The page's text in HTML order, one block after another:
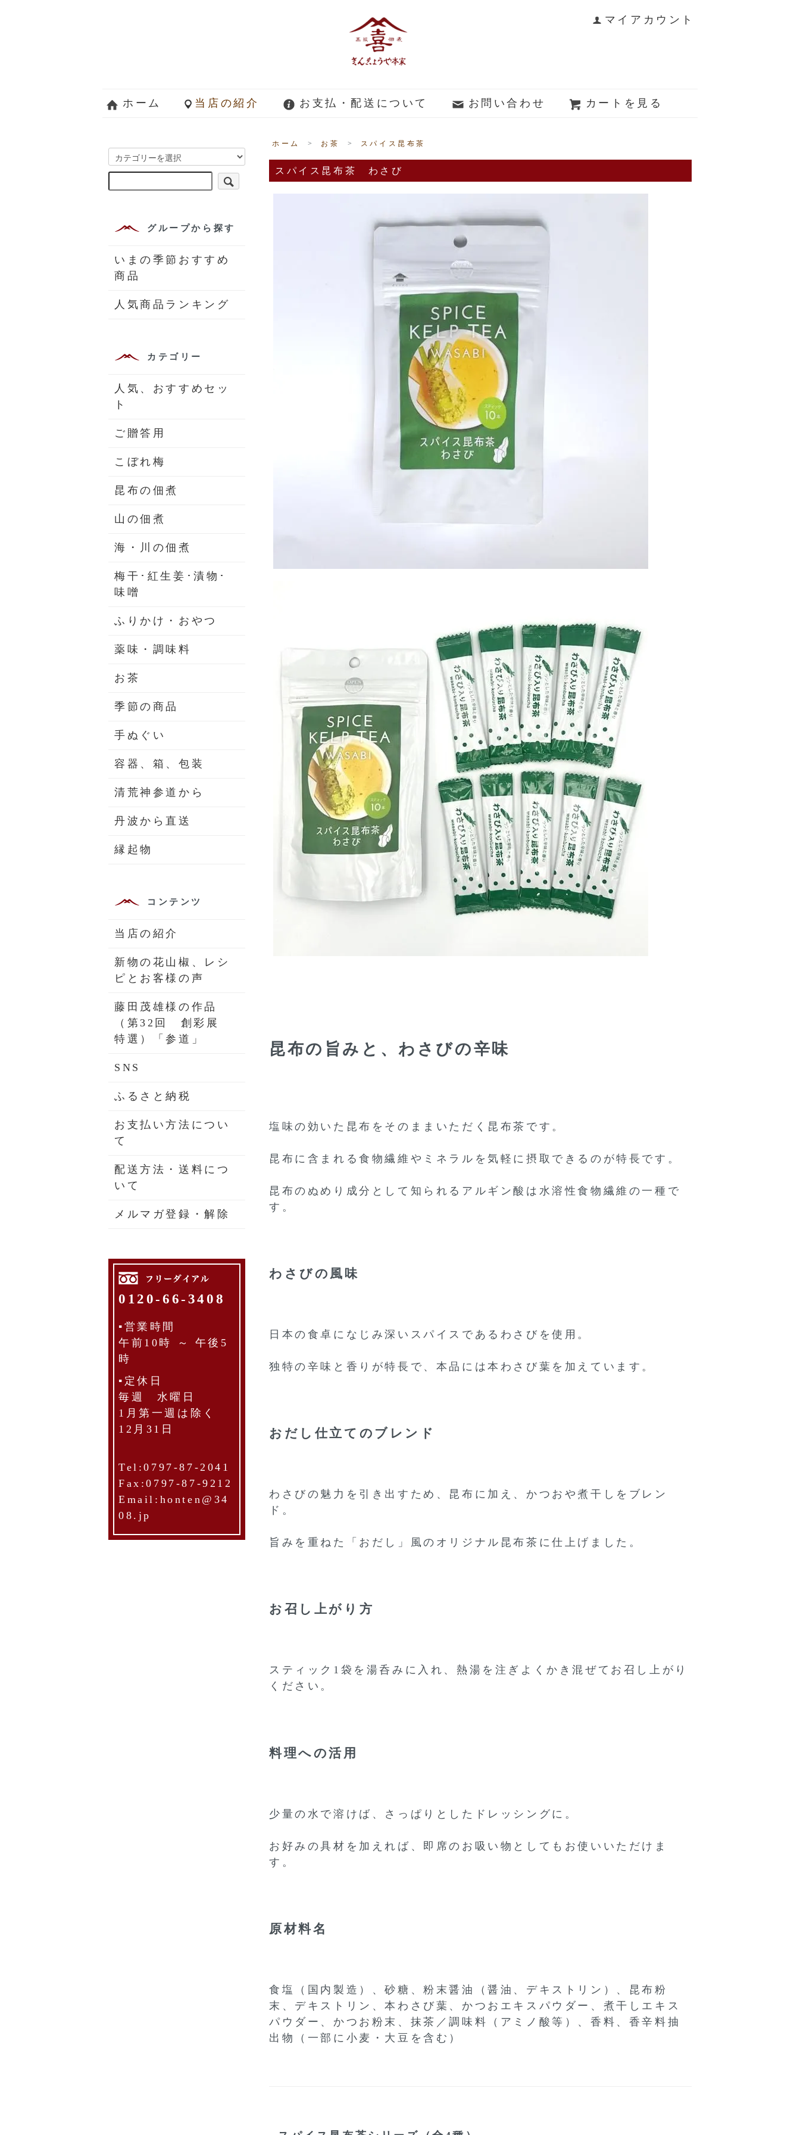
マイアカウント
ホーム 当店の紹介 お支払・配送について お問い合わせ カートを見る
ホーム > お茶 > スパイス昆布茶
スパイス昆布茶 わさび
昆布の旨みと、わさびの辛味
塩味の効いた昆布をそのままいただく昆布茶です。
昆布に含まれる食物繊維やミネラルを気軽に摂取できるのが特長です。
昆布のぬめり成分として知られるアルギン酸は水溶性食物繊維の一種で
す。
わさびの風味
日本の食卓になじみ深いスパイスであるわさびを使用。
独特の辛味と香りが特長で、本品には本わさび葉を加えています。
おだし仕立てのブレンド
わさびの魅力を引き出すため、昆布に加え、かつおや煮干しをブレン
ド。
旨みを重ねた「おだし」風のオリジナル昆布茶に仕上げました。
お召し上がり方
スティック1袋を湯呑みに入れ、熱湯を注ぎよくかき混ぜてお召し上がり
ください。
料理への活用
少量の水で溶けば、さっぱりとしたドレッシングに。
お好みの具材を加えれば、即席のお吸い物としてもお使いいただけま
す。
原材料名
食塩（国内製造）、砂糖、粉末醤油（醤油、デキストリン）、昆布粉
末、デキストリン、本わさび葉、かつおエキスパウダー、煮干しエキス
パウダー、かつお粉末、抹茶／調味料（アミノ酸等）、香料、香辛料抽
出物（一部に小麦・大豆を含む）
グループから探す
いまの季節おすすめ
商品
人気商品ランキング
カテゴリー
人気、おすすめセッ
ト
ご贈答用
こぼれ梅
昆布の佃煮
山の佃煮
海・川の佃煮
梅干･紅生姜･漬物･
味噌
ふりかけ・おやつ
薬味・調味料
お茶
季節の商品
手ぬぐい
容器、箱、包装
清荒神参道から
丹波から直送
縁起物
コンテンツ
当店の紹介
新物の花山椒、レシ
ピとお客様の声
藤田茂雄様の作品
（第32回 創彩展
特選）「参道」
SNS
ふるさと納税
お支払い方法につい
て
配送方法・送料につ
いて
メルマガ登録・解除
0120-66-3408
▪営業時間
午前10時 ～ 午後5
時
▪定休日
毎週 水曜日
1月第一週は除く
12月31日
Tel:0797-87-2041
Fax:0797-87-9212
Email:honten@34
08.jp